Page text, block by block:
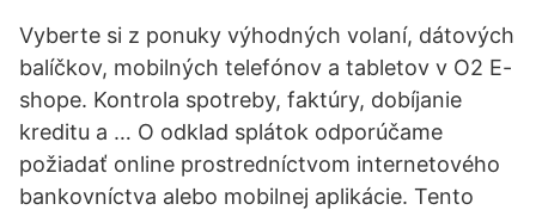
Vyberte si z ponuky výhodných volaní, dátových
balíčkov, mobilných telefónov a tabletov v O2 E-
shope. Kontrola spotreby, faktúry, dobíjanie
kreditu a … O odklad splátok odporúčame
požiadať online prostredníctvom internetového
bankovníctva alebo mobilnej aplikácie. Tento